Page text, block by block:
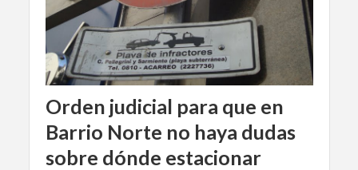
Orden judicial para que en
Barrio Norte no haya dudas
sobre dónde estacionar